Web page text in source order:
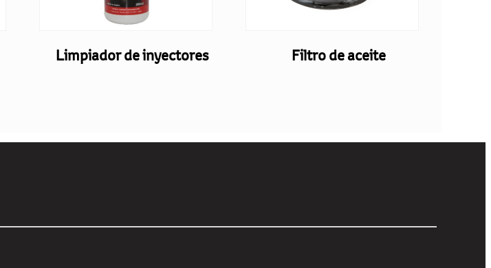
Limpiador de inyectores Filtro de aceite